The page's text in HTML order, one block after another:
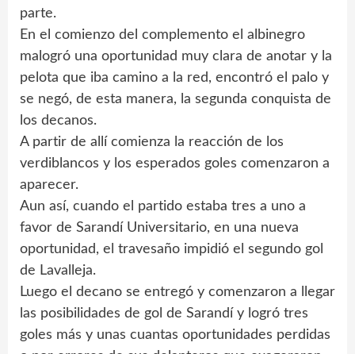
parte.
En el comienzo del complemento el albinegro
malogró una oportunidad muy clara de anotar y la
pelota que iba camino a la red, encontró el palo y
se negó, de esta manera, la segunda conquista de
los decanos.
A partir de allí comienza la reacción de los
verdiblancos y los esperados goles comenzaron a
aparecer.
Aun así, cuando el partido estaba tres a uno a
favor de Sarandí Universitario, en una nueva
oportunidad, el travesaño impidió el segundo gol
de Lavalleja.
Luego el decano se entregó y comenzaron a llegar
las posibilidades de gol de Sarandí y logró tres
goles más y unas cuantas oportunidades perdidas